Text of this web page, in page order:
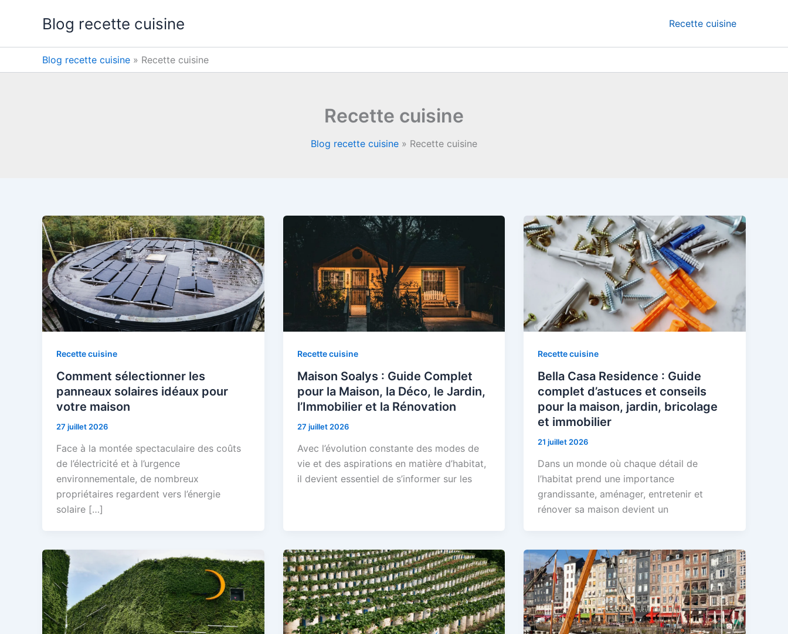
Blog recette cuisine Recette cuisine
Blog recette cuisine » Recette cuisine
Recette cuisine
Blog recette cuisine » Recette cuisine
Recette cuisine
Comment sélectionner les
panneaux solaires idéaux pour
votre maison
27 juillet 2026
Face à la montée spectaculaire des coûts
de l’électricité et à l’urgence
environnementale, de nombreux
propriétaires regardent vers l’énergie
solaire […]
Recette cuisine
Maison Soalys : Guide Complet
pour la Maison, la Déco, le Jardin,
l’Immobilier et la Rénovation
27 juillet 2026
Avec l’évolution constante des modes de
vie et des aspirations en matière d’habitat,
il devient essentiel de s’informer sur les
Recette cuisine
Bella Casa Residence : Guide
complet d’astuces et conseils
pour la maison, jardin, bricolage
et immobilier
21 juillet 2026
Dans un monde où chaque détail de
l’habitat prend une importance
grandissante, aménager, entretenir et
rénover sa maison devient un